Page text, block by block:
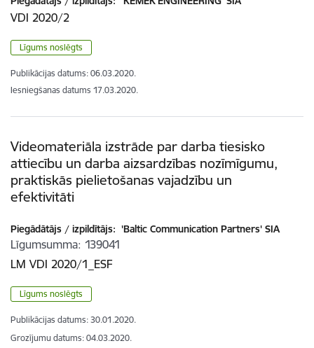
VDI 2020/2
Līgums noslēgts
Publikācijas datums: 06.03.2020.
Iesniegšanas datums 17.03.2020.
Videomateriāla izstrāde par darba tiesisko
attiecību un darba aizsardzības nozīmīgumu,
praktiskās pielietošanas vajadzību un
efektivitāti
Piegādātājs / izpildītājs: 'Baltic Communication Partners' SIA
Līgumsumma 139041
LM VDI 2020/1_ESF
Līgums noslēgts
Publikācijas datums: 30.01.2020.
Grozījumu datums: 04.03.2020.